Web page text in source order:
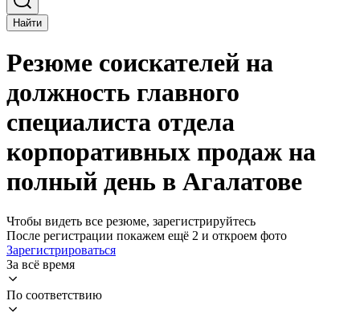
Найти
Резюме соискателей на
должность главного
специалиста отдела
корпоративных продаж на
полный день в Агалатове
Чтобы видеть все резюме, зарегистрируйтесь
После регистрации покажем ещё 2 и откроем фото
Зарегистрироваться
За всё время
По соответствию